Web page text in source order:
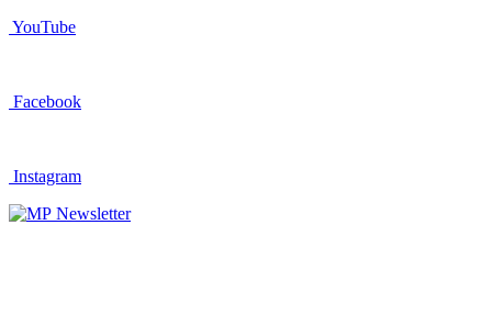
YouTube
Facebook
Instagram
Newsletter